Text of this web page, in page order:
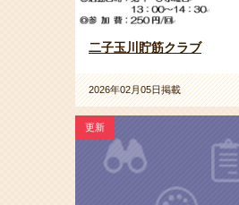
二子玉川貯筋クラブ
2026年02月05日掲載
更新